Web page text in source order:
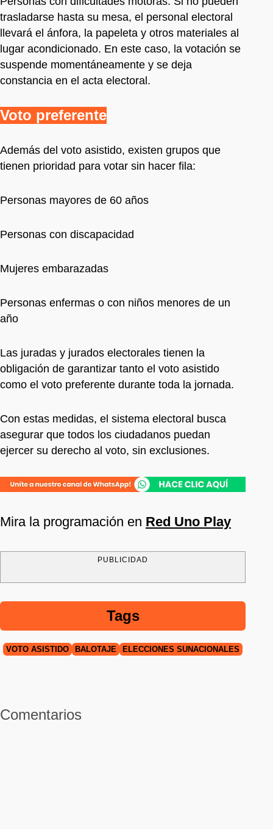
trasladarse hasta su mesa, el personal electoral
llevará el ánfora, la papeleta y otros materiales al
lugar acondicionado. En este caso, la votación se
suspende momentáneamente y se deja
constancia en el acta electoral.
Voto preferente
Además del voto asistido, existen grupos que
tienen prioridad para votar sin hacer fila:
Personas mayores de 60 años
Personas con discapacidad
Mujeres embarazadas
Personas enfermas o con niños menores de un
año
Las juradas y jurados electorales tienen la
obligación de garantizar tanto el voto asistido
como el voto preferente durante toda la jornada.
Con estas medidas, el sistema electoral busca
asegurar que todos los ciudadanos puedan
ejercer su derecho al voto, sin exclusiones.
Mira la programación en Red Uno Play
PUBLICIDAD
Tags
VOTO ASISTIDO BALOTAJE ELECCIONES SUNACIONALES
Comentarios